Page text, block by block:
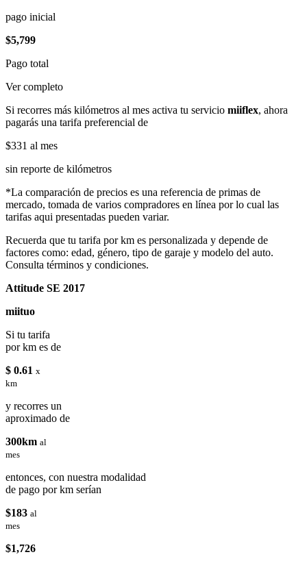
pago inicial
$5,799
Pago total
Ver completo
Si recorres más kilómetros al mes activa tu servicio miiflex, ahora
pagarás una tarifa preferencial de
$331 al mes
sin reporte de kilómetros
*La comparación de precios es una referencia de primas de
mercado, tomada de varios compradores en línea por lo cual las
tarifas aqui presentadas pueden variar.
Recuerda que tu tarifa por km es personalizada y depende de
factores como: edad, género, tipo de garaje y modelo del auto.
Consulta términos y condiciones.
Attitude SE 2017
miituo
Si tu tarifa
por km es de
$ 0.61 x
km
y recorres un
aproximado de
300km al
mes
entonces, con nuestra modalidad
de pago por km serían
$183 al
mes
$1,726